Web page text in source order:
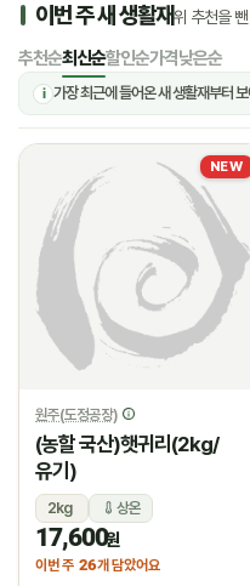
이번 주 새 생활재위 추천을
추천순최신순할인순가격낮은순
i 가장 최근에 들어온 새 생활재부터
NEW
원주(도정공장)
(농할 국산)햇귀리(2kg/
유기)
2kg 상온
17,600원
이번 주 26개 담았어요